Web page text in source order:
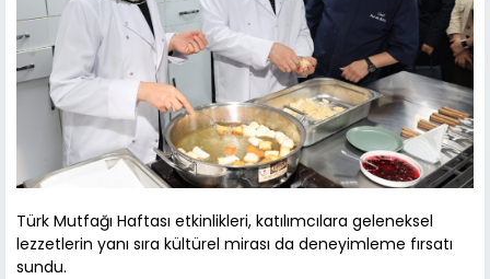
Türk Mutfağı Haftası etkinlikleri, katılımcılara geleneksel
lezzetlerin yanı sıra kültürel mirası da deneyimleme fırsatı
sundu.